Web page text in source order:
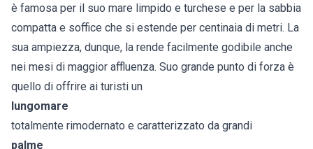
è famosa per il suo mare limpido e turchese e per la sabbia
compatta e soffice che si estende per centinaia di metri. La
sua ampiezza, dunque, la rende facilmente godibile anche
nei mesi di maggior affluenza. Suo grande punto di forza è
quello di offrire ai turisti un
lungomare
totalmente rimodernato e caratterizzato da grandi
palme